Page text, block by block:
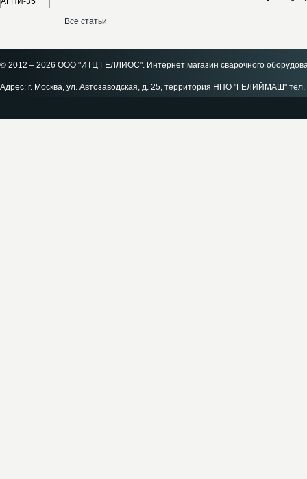
Все статьи
© 2012 – 2026 ООО "ИТЦ ГЕЛЛИОС". Интернет магазин сварочного
Адрес: г. Москва, ул. Автозаводская, д. 25, территория НПО "ГЕЛИЙМАШ"